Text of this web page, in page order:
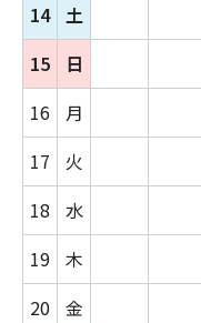
14 土
15
日
16
月
17
火
18
水
19 木
20 金